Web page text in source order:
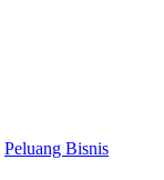
Peluang Bisnis